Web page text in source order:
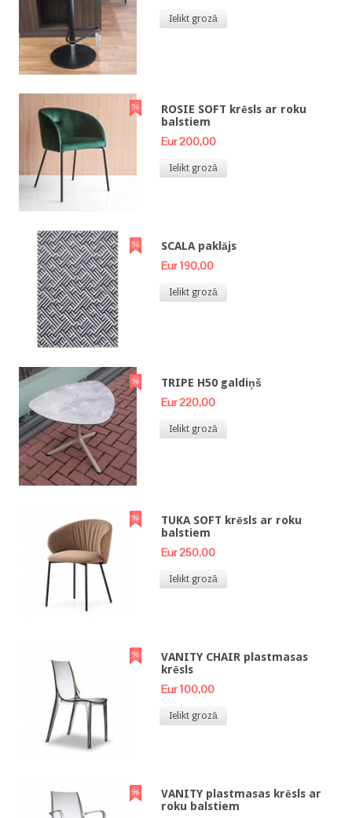
Ielikt grozā
ROSIE SOFT krēsls ar roku
balstiem
Eur 200,00
Ielikt grozā
SCALA paklājs
Eur 190,00
Ielikt grozā
TRIPE H50 galdiņš
Eur 220,00
Ielikt grozā
TUKA SOFT krēsls ar roku
balstiem
Eur 250,00
Ielikt grozā
VANITY CHAIR plastmasas
krēsls
Eur 100,00
Ielikt grozā
VANITY plastmasas krēsls ar
roku balstiem